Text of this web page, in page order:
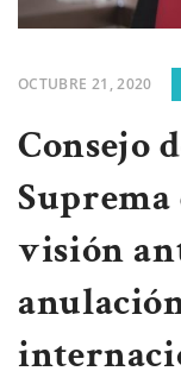
OCTUBRE 21, 2020
Consejo
visión